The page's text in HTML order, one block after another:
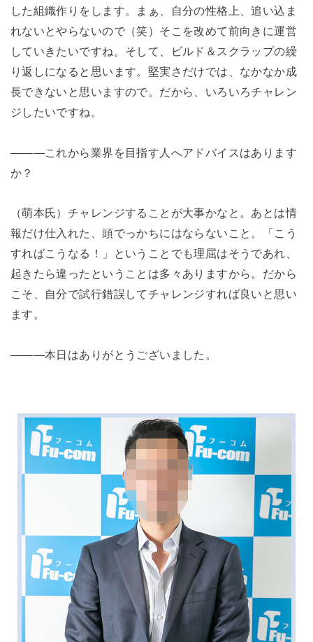
した組織作りをします。まぁ、自分の性格上、追い込ま
れないとやらないので（笑）そこを改めて前向きに運営
していきたいですね。そして、ビルド＆スクラップの繰
り返しになると思います。堅実さだけでは、なかなか成
長できないと思いますので。だから、いろいろチャレン
ジしたいですね。
―――これから業界を目指す人へアドバイスはあります
か？
（萌本氏）チャレンジすることが大事かなと。あとは情
報だけ仕入れた、頭でっかちにはならないこと。「こう
すればこうなる！」ということでも理屈はそうであれ、
起きたら違ったということは多々ありますから。だから
こそ、自分で試行錯誤してチャレンジすれば良いと思い
ます。
―――本日はありがとうございました。